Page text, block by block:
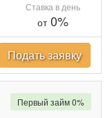
Ставка в день
от0%
Подать заявку
Первый займ 0%